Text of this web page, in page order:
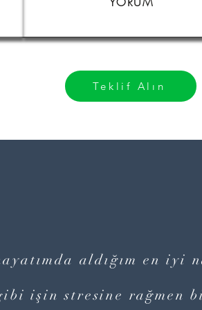
Teklif Alın
aldığım en
işin stresine rağmen